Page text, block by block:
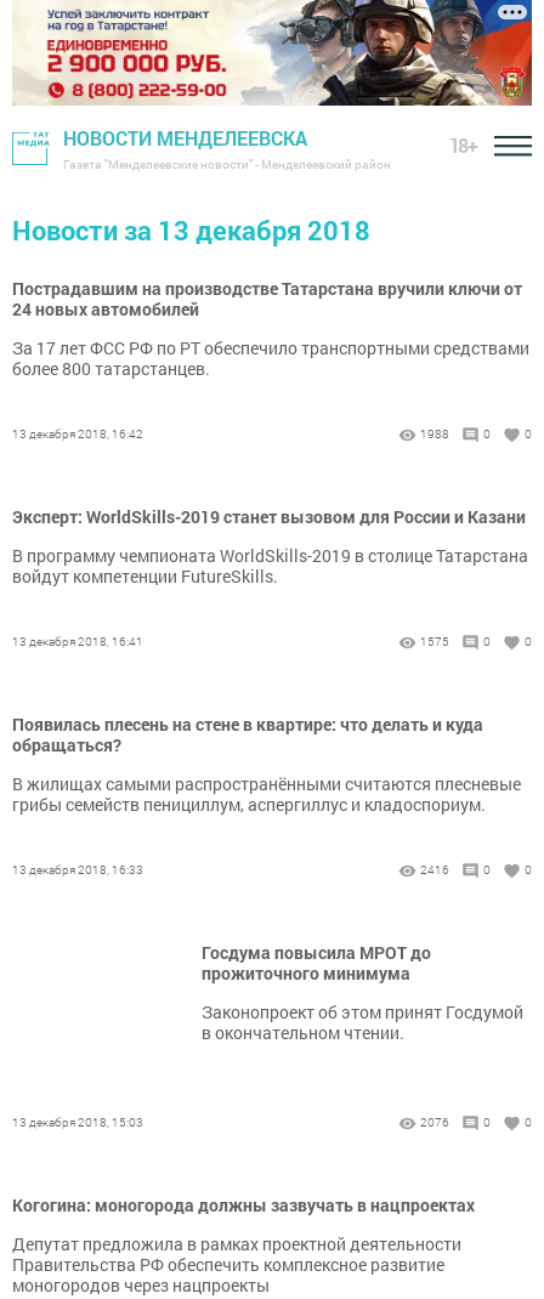
НОВОСТИ МЕНДЕЛЕЕВСКА
Газета "Менделеевские новости" - Менделеевский район
18+
Новости за 13 декабря 2018
Пострадавшим на производстве Татарстана вручили ключи от
24 новых автомобилей
За 17 лет ФСС РФ по РТ обеспечило транспортными средствами
более 800 татарстанцев.
13 декабря 2018, 16:42 1988 0 0
Эксперт: WorldSkills-2019 станет вызовом для России и Казани
В программу чемпионата WorldSkills-2019 в столице Татарстана
войдут компетенции FutureSkills.
13 декабря 2018, 16:41 1575 0 0
Появилась плесень на стене в квартире: что делать и куда
обращаться?
В жилищах самыми распространёнными считаются плесневые
грибы семейств пенициллум, аспергиллус и кладоспориум.
13 декабря 2018, 16:33 2416 0 0
Госдума повысила МРОТ до
прожиточного минимума
Законопроект об этом принят Госдумой
в окончательном чтении.
13 декабря 2018, 15:03 2076 0 0
Когогина: моногорода должны зазвучать в нацпроектах
Депутат предложила в рамках проектной деятельности
Правительства РФ обеспечить комплексное развитие
моногородов через нацпроекты